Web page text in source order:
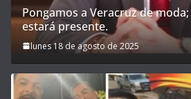
Pongamos a Veracruz de
estará presente.
lunes 18 de agosto de 2025